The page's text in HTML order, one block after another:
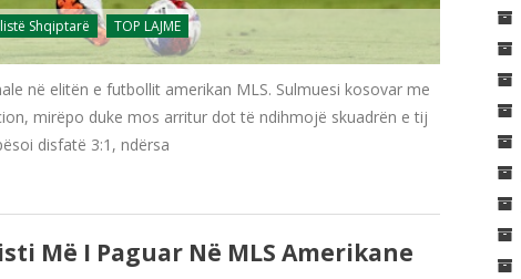
Shqiptarë TOP LAJME
në elitën e futbollit amerikan MLS. Sulmuesi kosovar me
mirëpo duke mos arritur dot të ndihmojë skuadrën e tij
disfatë 3:1, ndërsa
Më I Paguar Në MLS Amerikane